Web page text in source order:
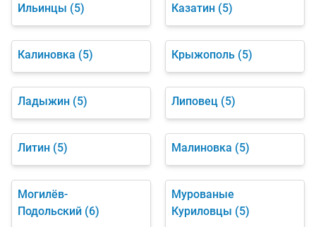
Ильинцы (5) Казатин (5)
Калиновка (5) Крыжополь (5)
Ладыжин (5) Липовец (5)
Литин (5) Малиновка (5)
Могилёв-
Подольский (6)
Мурованые
Куриловцы (5)